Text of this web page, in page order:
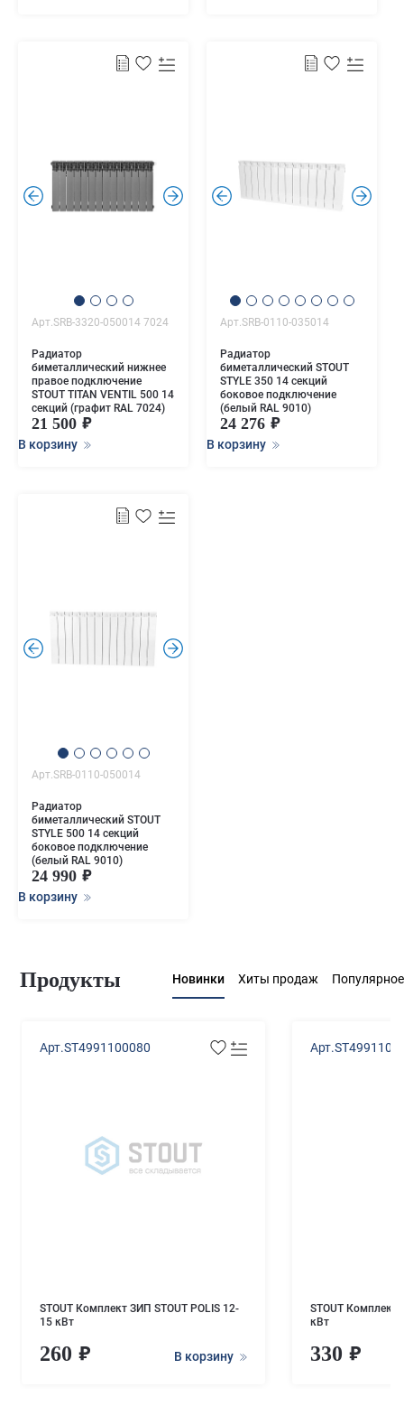
. .
Арт.SRB-3320-050014 7024
Радиатор
биметаллический нижнее
правое подключение
STOUT TITAN VENTIL 500 14
секций (графит RAL 7024)
21 500
В корзину
. .
Арт.SRB-0110-035014
Радиатор
биметаллический STOUT
STYLE 350 14 секций
боковое подключение
(белый RAL 9010)
24 276
В корзину
. .
Арт.SRB-0110-050014
Радиатор
биметаллический STOUT
STYLE 500 14 секций
боковое подключение
(белый RAL 9010)
24 990
В корзину
Продукты Новинки Хиты продаж Популярное
Арт.ST4991100080
STOUT Комплект ЗИП STOUT POLIS 12-
15 кВт
260 В корзину
STOUT Комплект
кВт
330